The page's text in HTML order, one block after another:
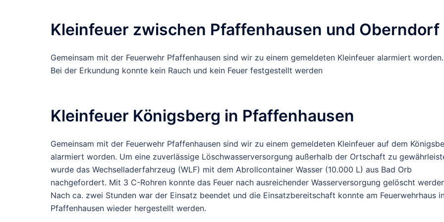
Kleinfeuer zwischen Pfaffenhausen und Oberndorf
Gemeinsam mit der Feuerwehr Pfaffenhausen sind wir zu einem gemeldeten Kleinfeuer alarmiert worden.
Bei der Erkundung konnte kein Rauch und kein Feuer festgestellt werden
Kleinfeuer Königsberg in Pfaffenhausen
Gemeinsam mit der Feuerwehr Pfaffenhausen sind wir zu einem gemeldeten Kleinfeuer auf dem
alarmiert worden. Um eine zuverlässige Löschwasserversorgung außerhalb der Ortschaft zu
wurde das Wechselladerfahrzeug (WLF) mit dem Abrollcontainer Wasser (10.000 L) aus Bad Orb
nachgefordert. Mit 3 C-Rohren konnte das Feuer nach ausreichender Wasserversorgung gelöscht
Nach ca. zwei Stunden war der Einsatz beendet und die Einsatzbereitschaft konnte am Feuerwehrhaus
Pfaffenhausen wieder hergestellt werden.